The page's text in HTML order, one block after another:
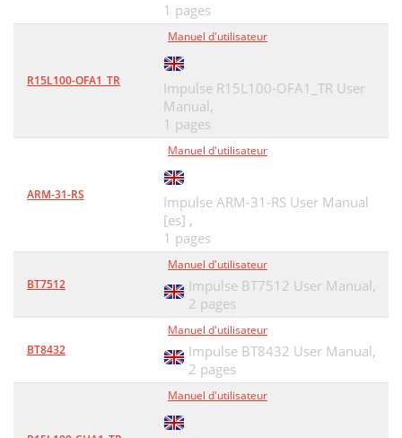
1 pages
R15L100-OFA1_TR
Manuel d'utilisateur
Impulse R15L100-OFA1_TR User
Manual,
1 pages
ARM-31-RS
Manuel d'utilisateur
Impulse ARM-31-RS User Manual
[es] ,
1 pages
BT7512
Manuel d'utilisateur
Impulse BT7512 User Manual,
2 pages
BT8432
Manuel d'utilisateur
Impulse BT8432 User Manual,
2 pages
Manuel d'utilisateur